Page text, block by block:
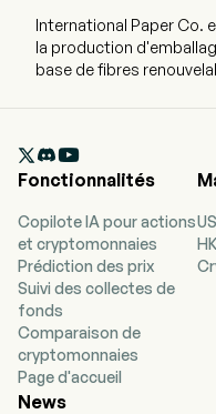
International Paper Co.
la production
base de fibres
plein. L'entreprise
des produits
l'emballage industriel et
mondiales. Le segment
se concentre sur la
base de fibres
promouvoir les
commerce mondial et
consommateurs.
couche extérieure
whitetop, de la couche

Fonctionnalités
Copilote IA pour actions
et cryptomonnaies
Prédiction des prix
Suivi des collectes de
fonds
Comparaison de
cryptomonnaies
Page d'accueil
News